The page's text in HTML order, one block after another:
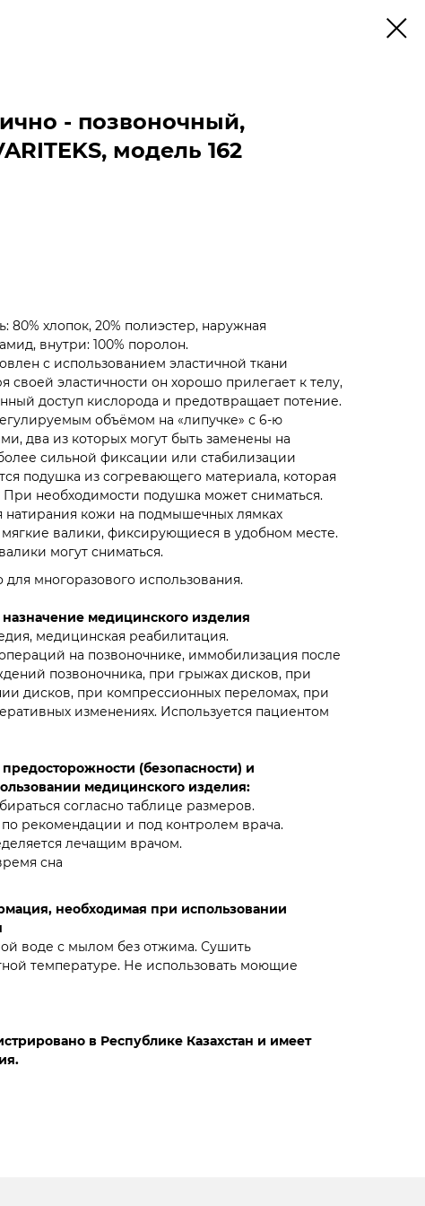
- позвоночный,
модель 162
80% хлопок, 20% полиэстер, наружная
внутри: 100% поролон.
с использованием эластичной ткани
своей эластичности он хорошо прилегает к телу,
доступ кислорода и предотвращает потение.
объёмом на «липучке» с 6-ю
два из которых могут быть заменены на
сильной фиксации или стабилизации
подушка из согревающего материала, которая
При необходимости подушка может сниматься.
кожи на подмышечных лямках
валики, фиксирующиеся в удобном месте.
могут сниматься.
многоразового использования.
медицинского изделия
медицинская реабилитация.
на позвоночнике, иммобилизация после
позвоночника, при грыжах дисков, при
дисков, при компрессионных переломах, при
изменениях. Используется пациентом
(безопасности) и
медицинского изделия:
согласно таблице размеров.
по рекомендации и под контролем врача.
лечащим врачом.
сна
необходимая при использовании
воде с мылом без отжима. Сушить
температуре. Не использовать моющие
в Республике Казахстан и имеет